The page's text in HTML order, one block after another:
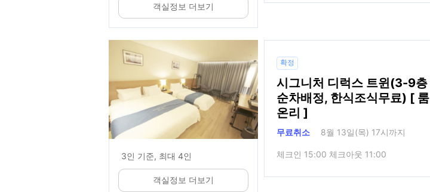
객실정보 더보기
3인 기준, 최대 4인
객실정보 더보기
확정
시그니처 디럭스 트윈(3-9층
순차배정, 한식조식무료) [ 룸
온리 ]
무료취소 8월 13일(목) 17시까지
체크인 15:00 체크아웃 11:00